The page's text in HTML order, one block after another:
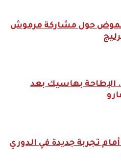
حول مشاركة مرموش
الإطاحة بهاسيك بعد
تجربة جديدة في الدوري